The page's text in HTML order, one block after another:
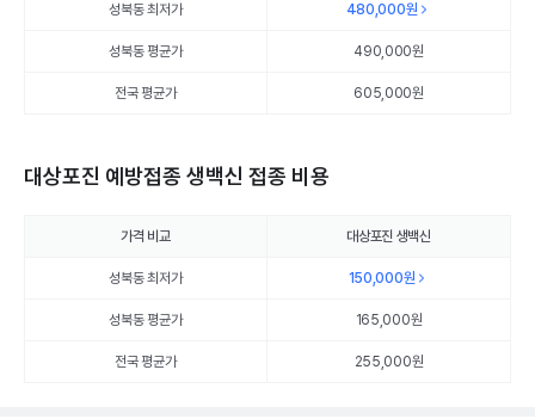
성북동 최저가 480,000원
성북동 평균가 490,000원
전국 평균가 605,000원
대상포진 예방접종 생백신 접종 비용
가격 비교 대상포진 생백신
성북동 최저가 150,000원
성북동 평균가 165,000원
전국 평균가 255,000원